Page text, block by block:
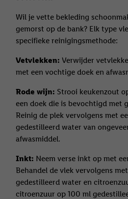
Wil je vette bekleding
gemorst op de bank? Elk type
specifieke reinigingsmethode:
Vetvlekken: Verwijder
met een vochtige doek en
Rode wijn: Strooi keukenzout
een doek die is bevochtigd met
Reinig de plek vervolgens met
gedestilleerd water van
afwasmiddel.
Inkt: Neem verse inkt op met
Behandel de vlek vervolgens
gedestilleerd water en
citroenzuur op 100 ml
en Lidl-diensten, met behulp van jouw
met eventuele andere identifiers of
Criteo S.A. beschikt, aan jou kunnen
vergelijkbare technieken en met
je instemt. Verder kan je er meer
gegevensverwerking.
Door te klikken op "Weigeren", kies je
technisch noodzakelijke cookies en
worden gebruikt.
Door op "Akkoord" te klikken, stem je
inclusief over de opslagperiode van
jouw toestemming op elk gewenst
in onzeprivacyverklaring. Je vindt de
website hier.Klikhiervoor meer